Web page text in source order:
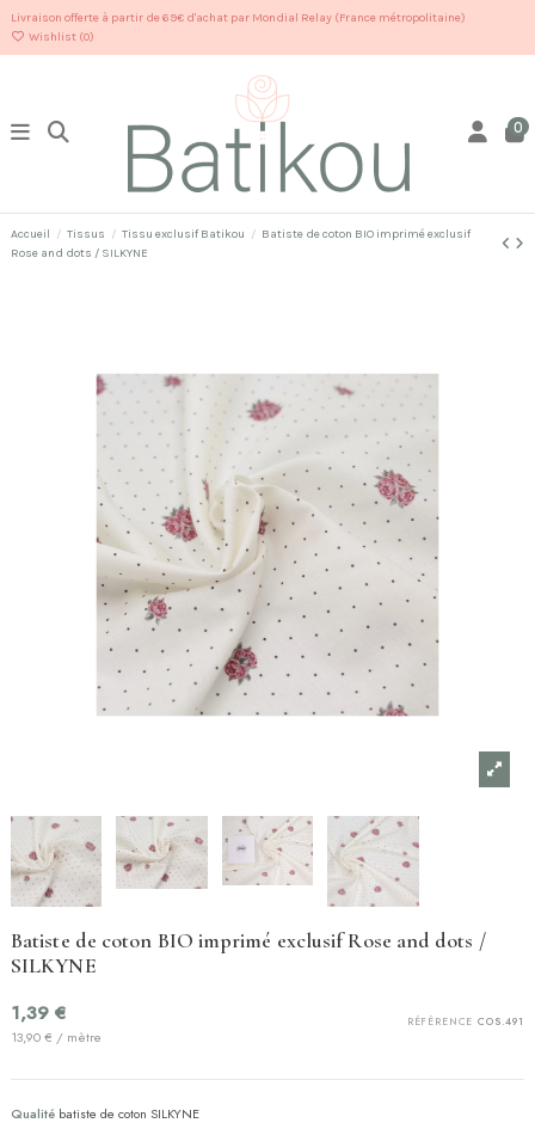
Livraison offerte à partir de 69€ d'achat par Mondial Relay (France métropolitaine)
Wishlist (0)
0
Accueil Tissus Tissu exclusif Batikou
Batiste de coton BIO imprimé exclusif
Rose and dots / SILKYNE
Batiste de coton BIO imprimé exclusif Rose and dots /
SILKYNE
RÉFÉRENCE COS.491
1,39 €
13,90 € / mètre
Qualité batiste de coton SILKYNE